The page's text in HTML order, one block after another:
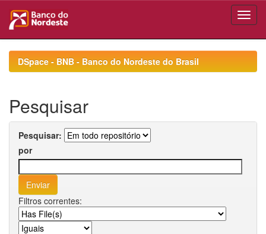
navigationDSpace - BNB - Banco do Nordeste do Brasil
Pesquisar
Pesquisar:
por
Filtros correntes: